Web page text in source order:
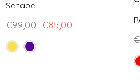
Senape
€99,00 €85,00